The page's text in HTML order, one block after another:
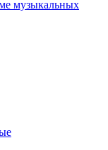
музыкальных